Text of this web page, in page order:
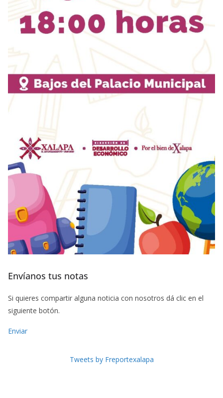
Envíanos tus notas
Si quieres compartir alguna noticia con nosotros dá clic en el
siguiente botón.
Enviar
Tweets by Freportexalapa